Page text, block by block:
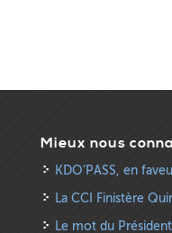
Mieux nous
KDO’PASS, en
La CCI Finistère
Le mot du Président